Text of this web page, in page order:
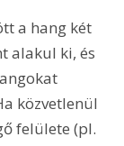
a hang két
alakul ki, és
közvetlenül
felülete (pl.